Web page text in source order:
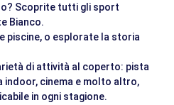
Scoprite tutti gli sport
Bianco.
piscine, o esplorate la storia
di attività al coperto: pista
indoor, cinema e molto altro,
in ogni stagione.